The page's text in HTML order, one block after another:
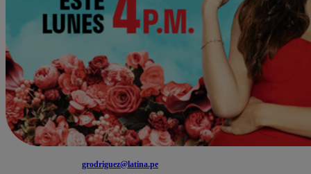
grodriguez@latina.pe